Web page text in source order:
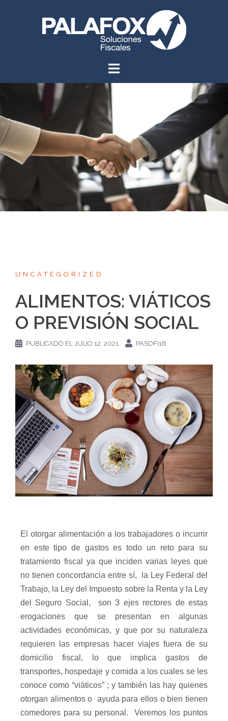
UNCATEGORIZED
ALIMENTOS: VIÁTICOS
O PREVISIÓN SOCIAL
PUBLICADO ELJULIO 12, 2021 PASOFI18
El otorgar alimentación a los trabajadores o incurrir
en este tipo de gastos es todo un reto para su
tratamiento fiscal ya que inciden varias leyes que
no tienen concordancia entre sí,
la Ley Federal del
Trabajo, la Ley del Impuesto sobre la Renta y la Ley
del Seguro Social,
son 3 ejes rectores de estas
erogaciones que se presentan en algunas
actividades económicas, y que por su naturaleza
requieren las empresas hacer viajes fuera de su
domicilio fiscal, lo que implica gastos de
transportes, hospedaje y comida a los cuales se les
conoce como “viáticos” ; y también las hay quienes
otorgan alimentos o ayuda para ellos o bien tienen
comedores para su personal.
Veremos los puntos